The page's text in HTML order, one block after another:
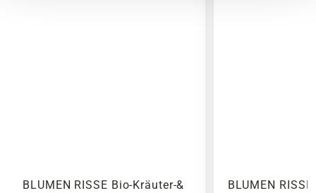
BLUMEN RISSE Bio-Kräuter-&
BLUMEN